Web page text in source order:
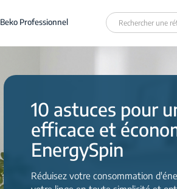
Beko Professionnel
10 astuces pour
efficace et
EnergySpin
Réduisez votre consommation